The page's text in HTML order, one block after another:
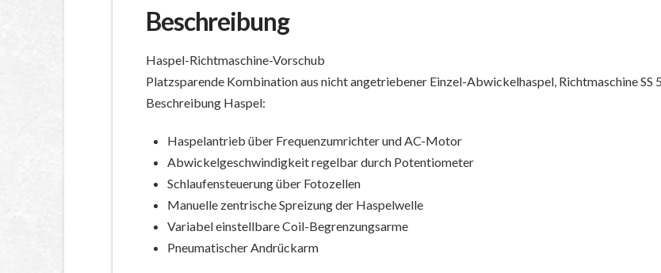
Beschreibung
Haspel-Richtmaschine-Vorschub
Platzsparende Kombination aus nicht angetriebener Einzel-Abwickelhaspel, Richtmaschine SS
Beschreibung Haspel:
Haspelantrieb über Frequenzumrichter und AC-Motor
Abwickelgeschwindigkeit regelbar durch Potentiometer
Schlaufensteuerung über Fotozellen
Manuelle zentrische Spreizung der Haspelwelle
Variabel einstellbare Coil-Begrenzungsarme
Pneumatischer Andrückarm